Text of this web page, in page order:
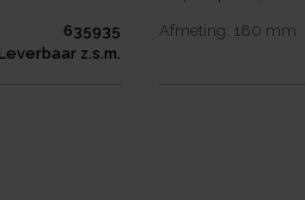
635935
Leverbaar z.s.m.
Afmeting: 180 mm